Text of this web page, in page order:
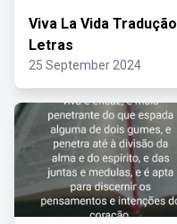
Viva La Vida Tradução
Letras
25 September 2024